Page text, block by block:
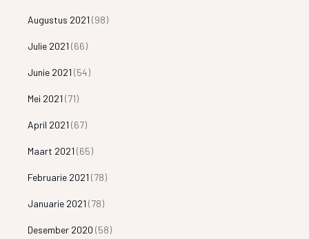
Augustus 2021 (98)
Julie 2021 (66)
Junie 2021 (54)
Mei 2021 (71)
April 2021 (67)
Maart 2021 (65)
Februarie 2021 (78)
Januarie 2021 (78)
Desember 2020 (58)